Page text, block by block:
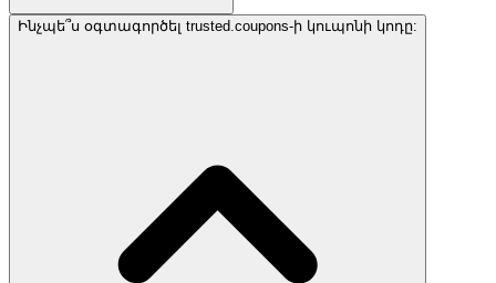
Ինչպե՞ս օգտագործել trusted.coupons-ի կուպոնի կոդը: